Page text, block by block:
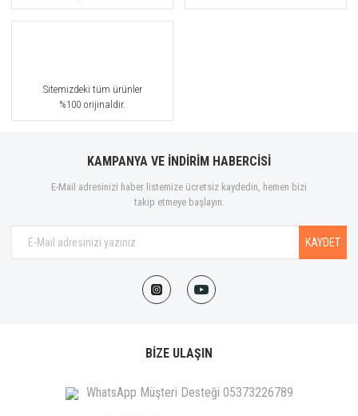
Sitemizdeki tüm ürünler
%100 orijinaldir.
KAMPANYA VE İNDİRİM HABERCİSİ
E-Mail adresinizi haber listemize ücretsiz kaydedin, hemen bizi
takip etmeye başlayın.
KAYDET
BİZE ULAŞIN
WhatsApp Müşteri Desteği 05373226789